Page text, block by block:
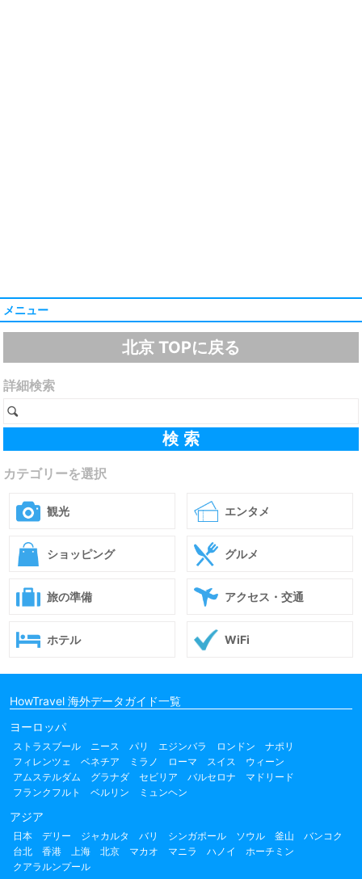
メニュー
北京 TOPに戻る
詳細検索
カテゴリーを選択
観光 エンタメ
ショッピング グルメ
旅の準備 アクセス・交通
ホテル WiFi
HowTravel 海外データガイド一覧
ヨーロッパ
ストラスブール ニース パリ エジンバラ ロンドン
ナポリ
フィレンツェ
ベネチア ミラノ ローマ スイス
ウィーン
アムステルダム
グラナダ セビリア バルセロナ
マドリード
フランクフルト
ベルリン ミュンヘン
アジア
日本 デリー ジャカルタ バリ シンガポール ソウル 釜山
バンコク
台北
香港 上海 北京 マカオ マニラ ハノイ
ホーチミン
クアラルンプール